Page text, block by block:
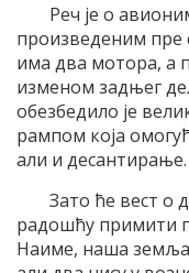
Реч је о
произведеним пре
има два мотора, а
изменом задњег
обезбедило је
рампом која
али и десантирање.
Зато ће вест о
радошћу примити
Наиме, наша земља